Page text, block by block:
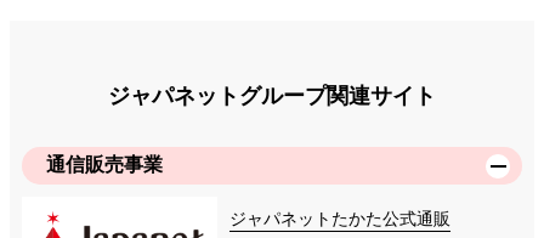
ジャパネットグループ関連サイト
通信販売事業
ジャパネットたかた公式通販